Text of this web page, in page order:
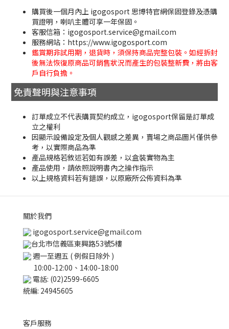
購買後一個月內上 igogosport 思博特官網保固登錄及憑購
買證明，喇叭主體可享一年保固。
客服信箱：igogosport.service@gmail.com
服務網站：https://www.igogosport.com
鑑賞期非試用期，退貨時，須保持商品完整包裝。如經拆封
後無法恢復原商品可銷售狀況而產生的包裝整新費，將由客
戶自行負擔。
免責聲明與注意事項
訂單成立不代表購買契約成立，igogosport保留是訂單成
立之權利
因顯示設備設定及個人觀感之差異，賣場之商品圖片僅供參
考，以實際商品為準
產品規格若敘述若如有誤差，以盒裝實物為主
產品使用，請依照說明書內之操作指示
以上規格資料若有錯誤，以原廠所公佈資料為準
關於我們
igogosport.service@gmail.com
台北市信義區東興路53號5樓
週一至週五 ( 例假日除外 )
10:00-12:00、14:00-18:00
電話: (02)2599-6605
統編: 24945605
客戶服務